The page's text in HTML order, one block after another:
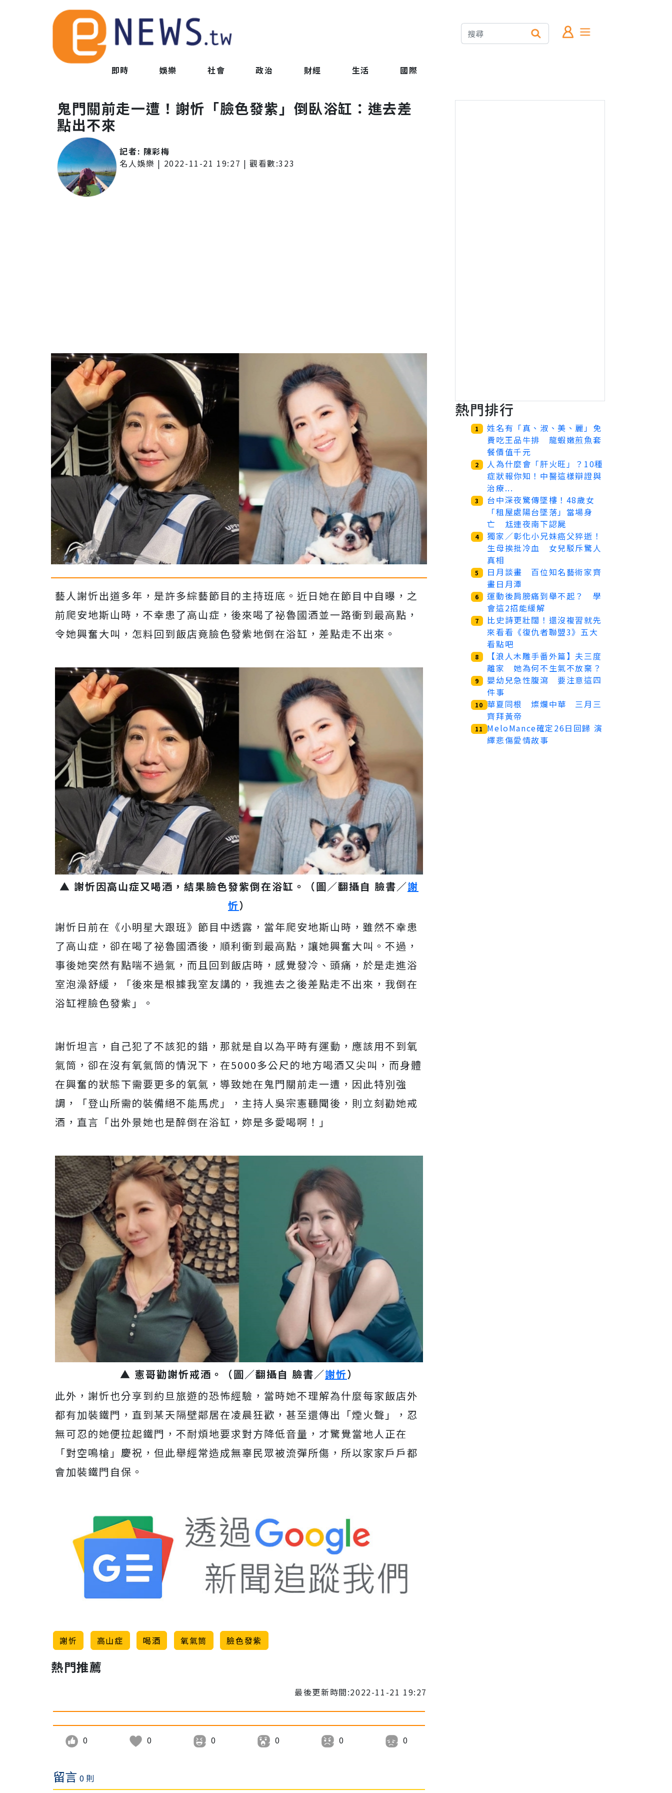
即時 娛樂 社會 政治 財經 生活 國際
鬼門關前走一遭！謝忻「臉色發紫」倒臥浴缸：進去差
點出不來
記者: 陳彩梅
名人娛樂 | 2022-11-21 19:27 | 觀看數:323
藝人謝忻出道多年，是許多綜藝節目的主持班底。近日她在節目中自曝，之
前爬安地斯山時，不幸患了高山症，後來喝了祕魯國酒並一路衝到最高點，
令她興奮大叫，怎料回到飯店竟臉色發紫地倒在浴缸，差點走不出來。
▲ 謝忻因高山症又喝酒，結果臉色發紫倒在浴缸。（圖／翻攝自 臉書／謝
忻）
謝忻日前在《小明星大跟班》節目中透露，當年爬安地斯山時，雖然不幸患
了高山症，卻在喝了祕魯國酒後，順利衝到最高點，讓她興奮大叫。不過，
事後她突然有點喘不過氣，而且回到飯店時，感覺發冷、頭痛，於是走進浴
室泡澡舒緩，「後來是根據我室友講的，我進去之後差點走不出來，我倒在
浴缸裡臉色發紫」。
謝忻坦言，自己犯了不該犯的錯，那就是自以為平時有運動，應該用不到氧
氣筒，卻在沒有氧氣筒的情況下，在5000多公尺的地方喝酒又尖叫，而身體
在興奮的狀態下需要更多的氧氣，導致她在鬼門關前走一遭，因此特別強
調，「登山所需的裝備絕不能馬虎」，主持人吳宗憲聽聞後，則立刻勸她戒
酒，直言「出外景她也是醉倒在浴缸，妳是多愛喝啊！」
▲ 憲哥勸謝忻戒酒。（圖／翻攝自 臉書／謝忻）
此外，謝忻也分享到約旦旅遊的恐怖經驗，當時她不理解為什麼每家飯店外
都有加裝鐵門，直到某天隔壁鄰居在凌晨狂歡，甚至還傳出「煙火聲」，忍
無可忍的她便拉起鐵門，不耐煩地要求對方降低音量，才驚覺當地人正在
「對空鳴槍」慶祝，但此舉經常造成無辜民眾被流彈所傷，所以家家戶戶都
會加裝鐵門自保。
謝忻 高山症 喝酒 氧氣筒 臉色發紫
熱門推薦
最後更新時間:2022-11-21 19:27
0 0 0 0 0 0
熱門排行
1
姓名有「真、淑、美、麗」免
費吃王品牛排 龍蝦嫩煎魚套
餐價值千元
2
人為什麼會「肝火旺」？10種
症狀報你知！中醫這樣辯證與
治療...
3
台中深夜驚傳墜樓！48歲女
「租屋處陽台墜落」當場身
亡 尪連夜南下認屍
4
獨家／彰化小兄妹癌父猝逝！
生母挨批冷血 女兒駁斥驚人
真相
5
日月談畫 百位知名藝術家齊
畫日月潭
6
運動後肩膀痛到舉不起？ 學
會這2招能緩解
7
比史詩更壯闊！還沒複習就先
來看看《復仇者聯盟3》五大
看點吧
8
【浪人木雕手番外篇】夫三度
離家 她為何不生氣不放棄？
9
嬰幼兒急性腹瀉 要注意這四
件事
10 華夏同根 燦爛中華 三月三
齊拜黃帝
11
MeloMance確定26日回歸 演
繹悲傷愛情故事